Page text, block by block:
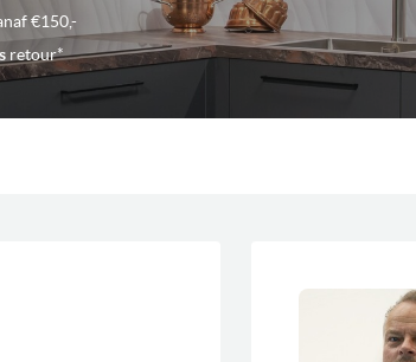
Geluidsniveau
Inhoud
€150,-
retour*